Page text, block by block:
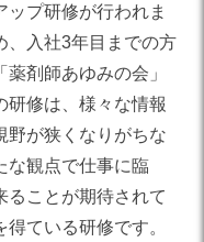
ップ研修が行われま
、入社3年目までの方
剤師あゆみの会」
研修は、様々な情報
野が狭くなりがちな
な観点で仕事に臨
ることが期待されて
ている研修です。